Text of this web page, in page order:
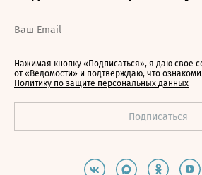
Нажимая кнопку «Подписаться», я даю свое
от «Ведомости» и подтверждаю, что
Политику по защите персональных данных